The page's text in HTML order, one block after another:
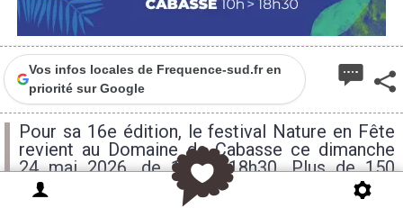
Vos infos locales de Frequence-sud.fr en
priorité sur Google
Pour sa 16e édition, le festival Nature en Fête
revient au Domaine de Cabasse ce dimanche
24 mai 2026, de 10h à 18h30. Plus de 150
stands et animations gratuites, des dizaines de
partenaires associatifs, scientifiques et